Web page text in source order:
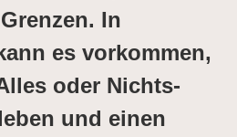
In
es vorkommen,
oder Nichts-
und einen